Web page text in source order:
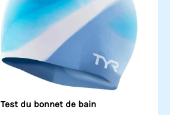
Test du bonnet de bain